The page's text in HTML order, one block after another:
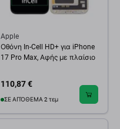
Apple
Οθόνη In-Cell HD+ για iPhone
17 Pro Max, Αφής με πλαίσιο
110,87 €
ΣΕ ΑΠΌΘΕΜΑ 2 τεμ